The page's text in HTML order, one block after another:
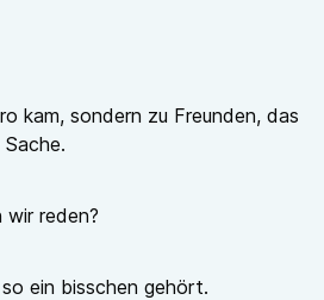
kam, sondern zu Freunden, das
wir reden?
ein bisschen gehört.